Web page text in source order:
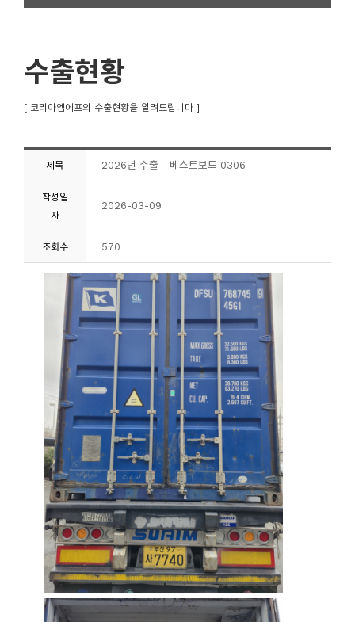
수출현황
[ 코리아엠에프의 수출현황을 알려드립니다 ]
제목 2026년 수출 - 베스트보드 0306
작성일
자
2026-03-09
조회수 570